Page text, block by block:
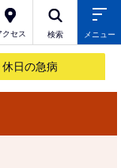
クセス 検索 メニュー
日の急病